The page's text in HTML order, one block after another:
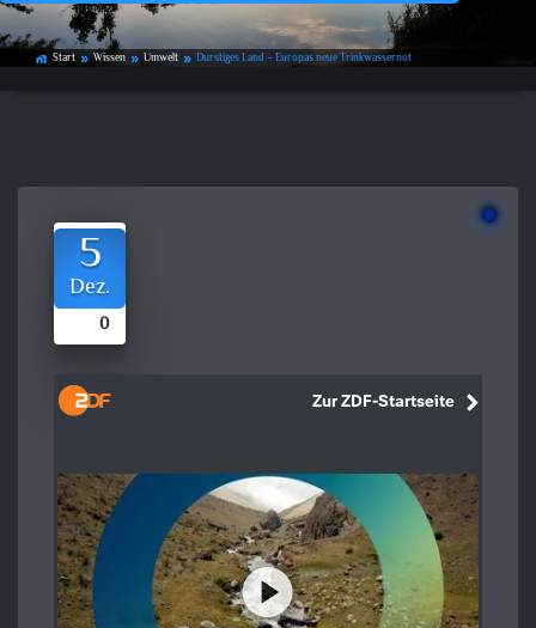
home_work Start double_arrow Wissen double_arrow Umwelt double_arrow Durstiges Land – Europas neue Trinkwassernot
5
Dez.
0